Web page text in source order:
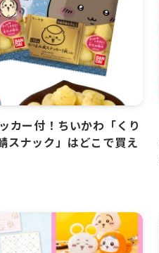
カー付！ちいかわ「くり
スナック」はどこで買え